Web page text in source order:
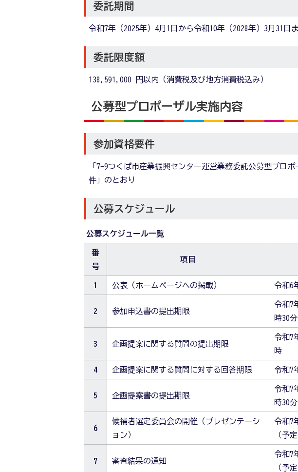
委託期間
令和7年（2025年）4月1日から令和10年（2028年）3月31日
委託限度額
138,591,000 円以内（消費税及び地方消費税込み）
公募型プロポーザル実施内容
参加資格要件
「7-9つくば市産業振興センター運営業務委託公募型プロ
件」のとおり
公募スケジュール
公募スケジュール一覧
番
号
項目
1 公表（ホームページへの掲載） 令和6
2 参加申込書の提出期限
令和7
時30分
3 企画提案に関する質問の提出期限
令和7
時
4 企画提案に関する質問に対する回答期限 令和7
5 企画提案書の提出期限
令和7
時30分
6
候補者選定委員会の開催（プレゼンテーシ
ョン）
令和7
（予定
7 審査結果の通知
令和7
（予定